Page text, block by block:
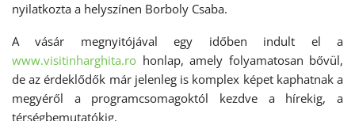
nyilatkozta a helyszínen Borboly Csaba.
A vásár megnyitójával egy időben indult el a
www.visitinharghita.ro honlap, amely folyamatosan bővül,
de az érdeklődők már jelenleg is komplex képet kaphatnak a
megyéről a programcsomagoktól kezdve a hírekig, a
térségbemutatókig.